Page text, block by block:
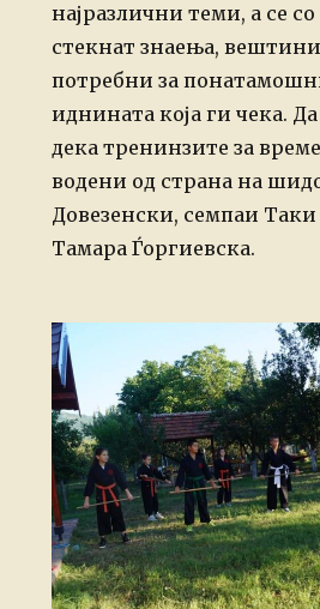
најразлични теми, а се
стекнат знаења,
потребни за
иднината која ги чека.
дека тренинзите за
водени од страна на
Довезенски, семпаи
Тамара Ѓоргиевска.